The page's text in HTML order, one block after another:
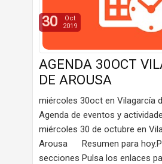
AGENDA 30OCT
DE AROUSA
miércoles 30oct en Vilagarcía
Agenda de eventos y
miércoles 30 de octubre en
Arousa Resumen para
secciones Pulsa los enlaces
30
Oct
2019